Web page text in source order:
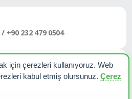
+90 232 479 0504
için çerezleri kullanıyoruz. Web
kabul etmiş olursunuz. Çerez